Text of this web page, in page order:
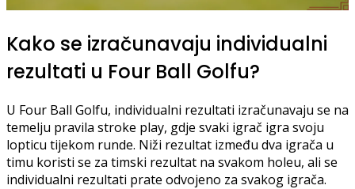
Kako se izračunavaju individualni
rezultati u Four Ball Golfu?
U Four Ball Golfu, individualni rezultati izračunavaju se na
temelju pravila stroke play, gdje svaki igrač igra svoju
lopticu tijekom runde. Niži rezultat između dva igrača u
timu koristi se za timski rezultat na svakom holeu, ali se
individualni rezultati prate odvojeno za svakog igrača.